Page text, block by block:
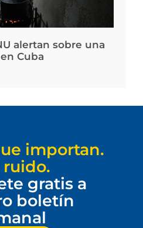
alertan sobre una
Cuba
importan.
ruido.
gratis a
boletín